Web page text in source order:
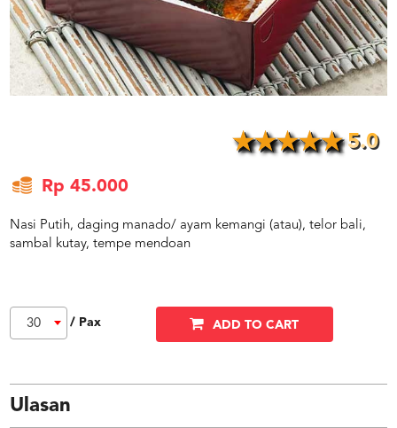
CALL
CENTER
021
5091
3494
5.0
Rp 45.000
Nasi Putih, daging manado/ ayam kemangi (atau), telor bali,
sambal kutay, tempe mendoan
30 / Pax ADD TO CART
Ulasan